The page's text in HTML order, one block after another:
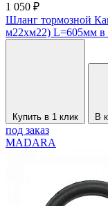
1 050 ₽
Шланг тормозной
м22хм22) L=605мм в
Купить в 1 клик В
под заказ
MADARA